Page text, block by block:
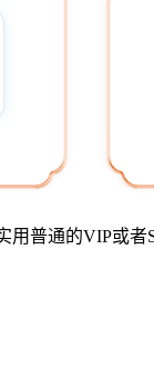
普通的VIP或者